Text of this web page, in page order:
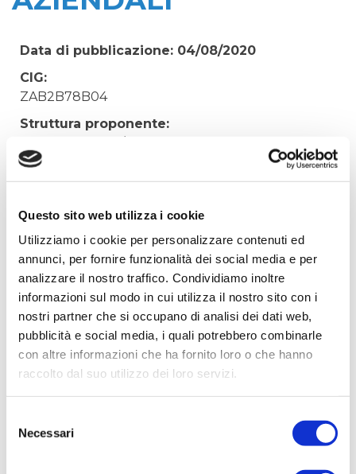
Questo sito web utilizza i cookie
Utilizziamo i cookie per personalizzare contenuti ed
annunci, per fornire funzionalità dei social media e per
analizzare il nostro traffico. Condividiamo inoltre
informazioni sul modo in cui utilizza il nostro sito con i
nostri partner che si occupano di analisi dei dati web,
pubblicità e social media, i quali potrebbero combinarle
con altre informazioni che ha fornito loro o che hanno
raccolto dal suo utilizzo dei loro servizi.
delNecessari
Data di pubblicazione: 04/08/2020
CIG:
ZAB2B78B04
Struttura proponente:
Tecnico
MANUTENZIONE ORDINARIA MEZZI AZIENDALI
Elenco operatori invitati:
Codice Fiscale:
Procedura di scelta:
Affidamento ai sensi del Regolamento Generale
Aziendale per Lavori Servizi e Forniture
Aggiudicatario Nome:
AGUZZONI SPA - cod. fisc. 00040220311
Importo Aggiudicazione: